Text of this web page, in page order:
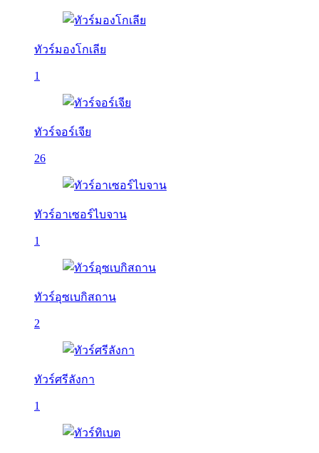
ทัวร์มองโกเลีย
1
ทัวร์จอร์เจีย
26
ทัวร์อาเซอร์ไบจาน
1
ทัวร์อุซเบกิสถาน
2
ทัวร์ศรีลังกา
1